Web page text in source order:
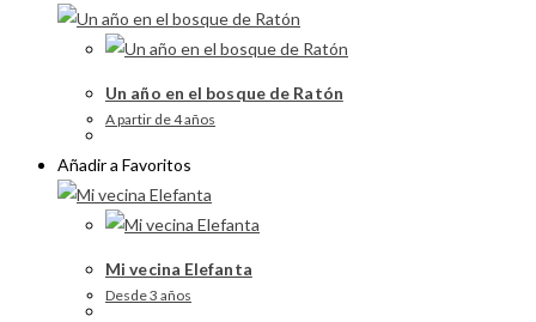
Un año en el bosque de Ratón
A partir de 4 años
Añadir a Favoritos
Mi vecina Elefanta
Desde 3 años